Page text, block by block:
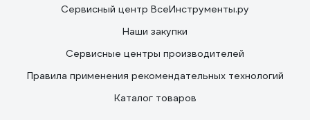
Сервисный центр ВсеИнструменты.ру
Наши закупки
Сервисные центры производителей
Правила применения рекомендательных технологий
Каталог товаров